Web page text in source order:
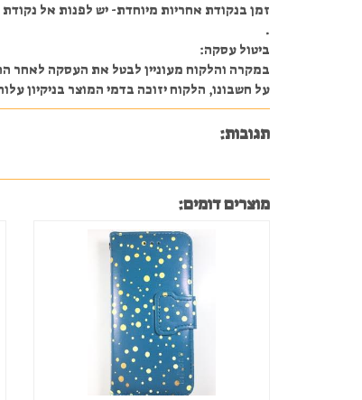
זמן בנקודת אחריות מיוחדת- יש לפנות אל
.
ביטול עסקה:
על חשבונו, הלקוח יזוכה בדמי המוצר בניקיון עלות המשלוח ו 5%
תגובות:
מוצרים דומים: